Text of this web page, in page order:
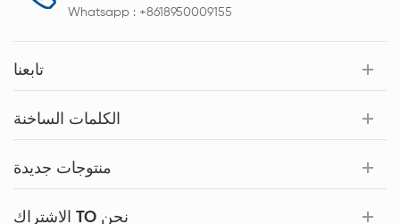
Whatsapp : +8618950009155
تابعنا
الكلمات الساخنة
منتوجات جديدة
الاشتراك TO نحن